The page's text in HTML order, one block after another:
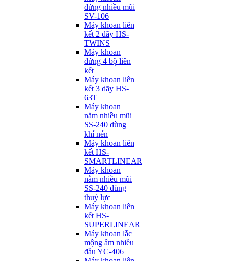
đứng nhiều mũi
SV-106
Máy khoan liên
kết 2 dãy HS-
TWINS
Máy khoan
đứng 4 bộ liên
kết
Máy khoan liên
kết 3 dãy HS-
63T
Máy khoan
nằm nhiều mũi
SS-240 dùng
khí nén
Máy khoan liên
kết HS-
SMARTLINEAR
Máy khoan
nằm nhiều mũi
SS-240 dùng
thuỷ lực
Máy khoan liên
kết HS-
SUPERLINEAR
Máy khoan lắc
mộng âm nhiều
đầu YC-406